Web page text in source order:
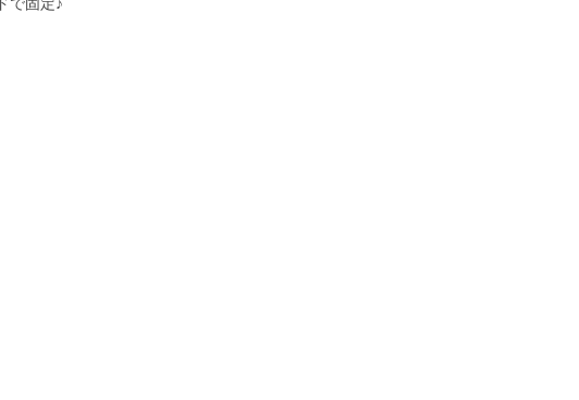
で固定♪